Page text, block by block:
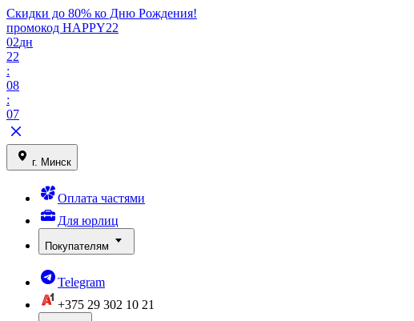
Скидки до 80% ко Дню Рождения!
промокод HAPPY22
02дн
22
:
08
:
07
г. Минск
Оплата частями
Для юрлиц
Покупателям
Telegram
+375 29 302 10 21